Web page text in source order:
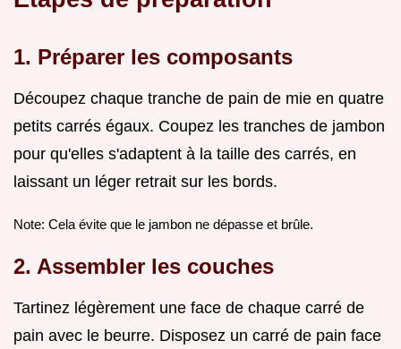
1. Préparer les composants
Découpez chaque tranche de pain de mie en quatre
petits carrés égaux. Coupez les tranches de jambon
pour qu'elles s'adaptent à la taille des carrés, en
laissant un léger retrait sur les bords.
Note: Cela évite que le jambon ne dépasse et brûle.
2. Assembler les couches
Tartinez légèrement une face de chaque carré de
pain avec le beurre. Disposez un carré de pain face